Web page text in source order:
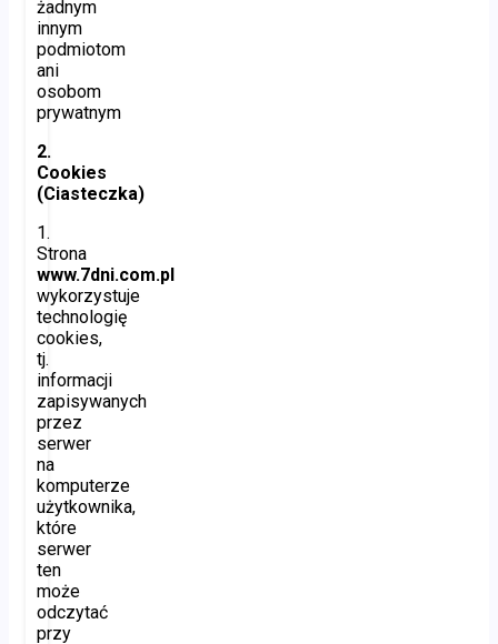
żadnym
innym
podmiotom
ani
osobom
prywatnym
2.
Cookies
(Ciasteczka)
1.
Strona
www.7dni.com.pl
wykorzystuje
technologię
cookies,
tj.
informacji
zapisywanych
przez
serwer
na
komputerze
użytkownika,
które
serwer
ten
może
odczytać
przy